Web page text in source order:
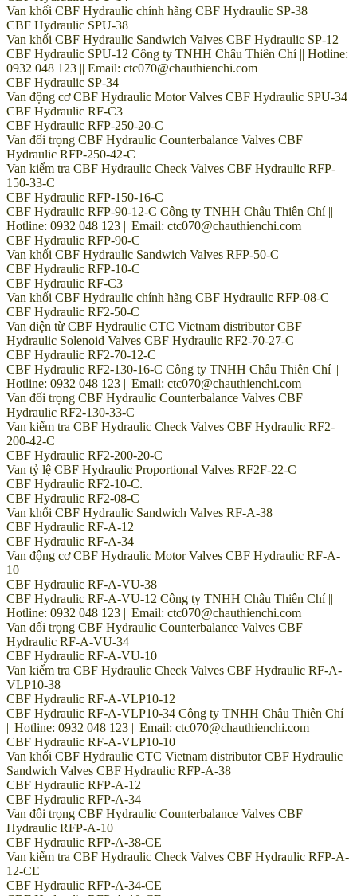
Van khối CBF Hydraulic chính hãng CBF Hydraulic SP-38
CBF Hydraulic SPU-38
Van khối CBF Hydraulic Sandwich Valves CBF Hydraulic SP-12
CBF Hydraulic SPU-12 Công ty TNHH Châu Thiên Chí || Hotline:
0932 048 123 || Email: ctc070@chauthienchi.com
CBF Hydraulic SP-34
Van động cơ CBF Hydraulic Motor Valves CBF Hydraulic SPU-34
CBF Hydraulic RF-C3
CBF Hydraulic RFP-250-20-C
Van đối trọng CBF Hydraulic Counterbalance Valves CBF
Hydraulic RFP-250-42-C
Van kiểm tra CBF Hydraulic Check Valves CBF Hydraulic RFP-
150-33-C
CBF Hydraulic RFP-150-16-C
CBF Hydraulic RFP-90-12-C Công ty TNHH Châu Thiên Chí ||
Hotline: 0932 048 123 || Email: ctc070@chauthienchi.com
CBF Hydraulic RFP-90-C
Van khối CBF Hydraulic Sandwich Valves RFP-50-C
CBF Hydraulic RFP-10-C
CBF Hydraulic RF-C3
Van khối CBF Hydraulic chính hãng CBF Hydraulic RFP-08-C
CBF Hydraulic RF2-50-C
Van điện từ CBF Hydraulic CTC Vietnam distributor CBF
Hydraulic Solenoid Valves CBF Hydraulic RF2-70-27-C
CBF Hydraulic RF2-70-12-C
CBF Hydraulic RF2-130-16-C Công ty TNHH Châu Thiên Chí ||
Hotline: 0932 048 123 || Email: ctc070@chauthienchi.com
Van đối trọng CBF Hydraulic Counterbalance Valves CBF
Hydraulic RF2-130-33-C
Van kiểm tra CBF Hydraulic Check Valves CBF Hydraulic RF2-
200-42-C
CBF Hydraulic RF2-200-20-C
Van tỷ lệ CBF Hydraulic Proportional Valves RF2F-22-C
CBF Hydraulic RF2-10-C.
CBF Hydraulic RF2-08-C
Van khối CBF Hydraulic Sandwich Valves RF-A-38
CBF Hydraulic RF-A-12
CBF Hydraulic RF-A-34
Van động cơ CBF Hydraulic Motor Valves CBF Hydraulic RF-A-
10
CBF Hydraulic RF-A-VU-38
CBF Hydraulic RF-A-VU-12 Công ty TNHH Châu Thiên Chí ||
Hotline: 0932 048 123 || Email: ctc070@chauthienchi.com
Van đối trọng CBF Hydraulic Counterbalance Valves CBF
Hydraulic RF-A-VU-34
CBF Hydraulic RF-A-VU-10
Van kiểm tra CBF Hydraulic Check Valves CBF Hydraulic RF-A-
VLP10-38
CBF Hydraulic RF-A-VLP10-12
CBF Hydraulic RF-A-VLP10-34 Công ty TNHH Châu Thiên Chí
|| Hotline: 0932 048 123 || Email: ctc070@chauthienchi.com
CBF Hydraulic RF-A-VLP10-10
Van khối CBF Hydraulic CTC Vietnam distributor CBF Hydraulic
Sandwich Valves CBF Hydraulic RFP-A-38
CBF Hydraulic RFP-A-12
CBF Hydraulic RFP-A-34
Van đối trọng CBF Hydraulic Counterbalance Valves CBF
Hydraulic RFP-A-10
CBF Hydraulic RFP-A-38-CE
Van kiểm tra CBF Hydraulic Check Valves CBF Hydraulic RFP-A-
12-CE
CBF Hydraulic RFP-A-34-CE